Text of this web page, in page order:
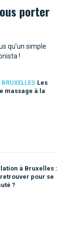
porter
qu’un simple
!
Les
massage à la
à Bruxelles :
pour se
?